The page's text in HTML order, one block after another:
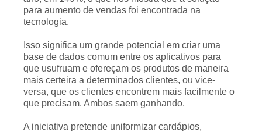
para aumento de vendas foi encontrada na
tecnologia.
Isso significa um grande potencial em criar uma
base de dados comum entre os aplicativos para
que usufruam e ofereçam os produtos de maneira
mais certeira a determinados clientes, ou vice-
versa, que os clientes encontrem mais facilmente o
que precisam. Ambos saem ganhando.
A iniciativa pretende uniformizar cardápios,